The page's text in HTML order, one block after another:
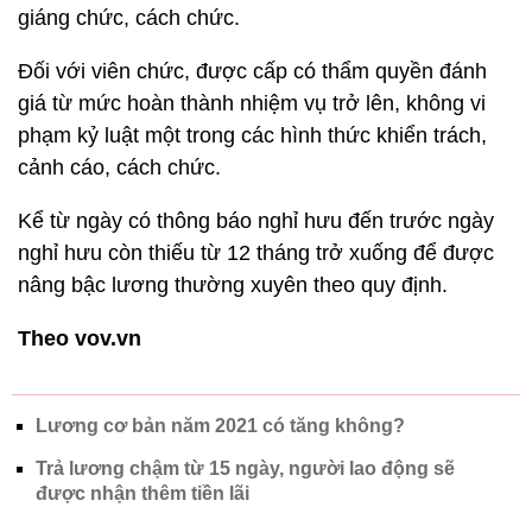
giáng chức, cách chức.
Đối với viên chức, được cấp có thẩm quyền đánh
giá từ mức hoàn thành nhiệm vụ trở lên, không vi
phạm kỷ luật một trong các hình thức khiển trách,
cảnh cáo, cách chức.
Kể từ ngày có thông báo nghỉ hưu đến trước ngày
nghỉ hưu còn thiếu từ 12 tháng trở xuống để được
nâng bậc lương thường xuyên theo quy định.
Theo vov.vn
Lương cơ bản năm 2021 có tăng không?
Trả lương chậm từ 15 ngày, người lao động sẽ
được nhận thêm tiền lãi